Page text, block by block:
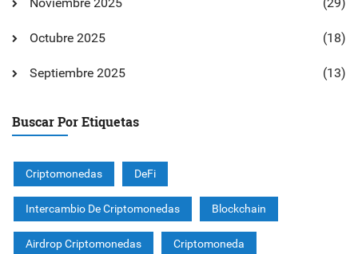
Octubre 2025 (18)
Septiembre 2025 (13)
Buscar Por Etiquetas
Criptomonedas DeFi
Intercambio De Criptomonedas Blockchain
Airdrop Criptomonedas Criptomoneda